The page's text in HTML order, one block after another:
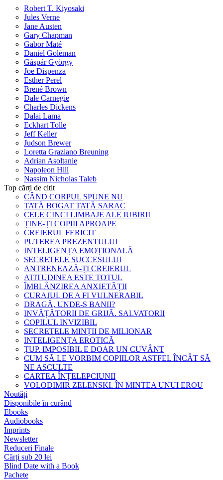
Robert T. Kiyosaki
Jules Verne
Jane Austen
Gary Chapman
Gabor Maté
Daniel Goleman
Gáspár György
Joe Dispenza
Esther Perel
Brené Brown
Dale Carnegie
Charles Dickens
Dalai Lama
Eckhart Tolle
Jeff Keller
Judson Brewer
Loretta Graziano Breuning
Adrian Asoltanie
Napoleon Hill
Nassim Nicholas Taleb
Top cărți de citit
CÂND CORPUL SPUNE NU
TATĂ BOGAT TATĂ SARAC
CELE CINCI LIMBAJE ALE IUBIRII
ȚINE-ȚI COPIII APROAPE
CREIERUL FERICIT
PUTEREA PREZENTULUI
INTELIGENȚA EMOȚIONALĂ
SECRETELE SUCCESULUI
ANTRENEAZĂ-ȚI CREIERUL
ATITUDINEA ESTE TOTUL
ÎMBLÂNZIREA ANXIETĂȚII
CURAJUL DE A FI VULNERABIL
DRAGĂ, UNDE-S BANII?
INVĂȚĂTORII DE GRIJĂ. SALVATORII
COPILUL INVIZIBIL
SECRETELE MINȚII DE MILIONAR
INTELIGENȚA EROTICĂ
ȚUP. IMPOSIBIL E DOAR UN CUVÂNT
CUM SĂ LE VORBIM COPIILOR ASTFEL ÎNCÂT SĂ
NE ASCULTE
CARTEA ÎNȚELEPCIUNII
VOLODIMIR ZELENSKI. ÎN MINTEA UNUI EROU
Noutăți
Disponibile în curând
Ebooks
Audiobooks
Imprints
Newsletter
Reduceri Finale
Cărți sub 20 lei
Blind Date with a Book
Pachete